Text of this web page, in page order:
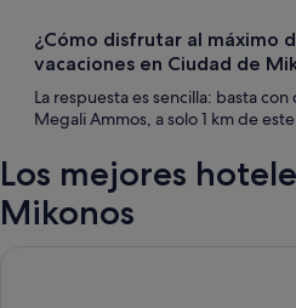
¿Cómo disfrutar al máximo
vacaciones en Ciudad de
La respuesta es sencilla: basta
Megali Ammos, a solo 1 km de
Los mejores
Mikonos